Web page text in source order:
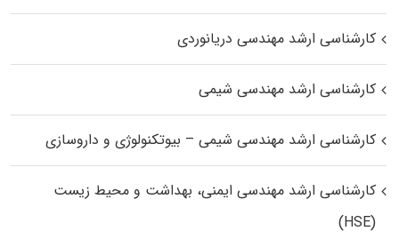
کارشناسی ارشد مهندسی دریانوردی
کارشناسی ارشد مهندسی شیمی
کارشناسی ارشد مهندسی شیمی – بیوتکنولوژی و داروسازی
کارشناسی ارشد مهندسی ایمنی، بهداشت و محیط زیست
(HSE)